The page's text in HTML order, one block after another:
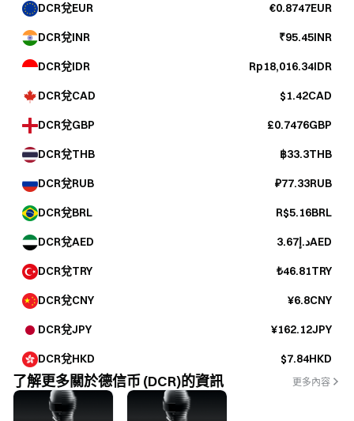
DCR兌EUR €0.8747EUR
DCR兌INR ₹95.45INR
DCR兌IDR Rp18,016.34IDR
DCR兌CAD $1.42CAD
DCR兌GBP £0.7476GBP
DCR兌THB ฿33.3THB
DCR兌RUB ₽77.33RUB
DCR兌BRL R$5.16BRL
DCR兌AED د.إ3.67AED
DCR兌TRY ₺46.81TRY
DCR兌CNY ¥6.8CNY
DCR兌JPY ¥162.12JPY
DCR兌HKD $7.84HKD
了解更多關於德信币 (DCR)的資訊 更多內容